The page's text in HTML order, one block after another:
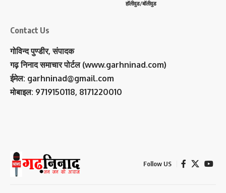
हॉलीवुड/बॉलीवुड
Contact Us
गोविन्द पुण्डीर, संपादक
गढ़ निनाद समाचार पोर्टल (www.garhninad.com)
ईमेल: garhninad@gmail.com
मोबाइल: 9719150118, 8171220010
Follow US